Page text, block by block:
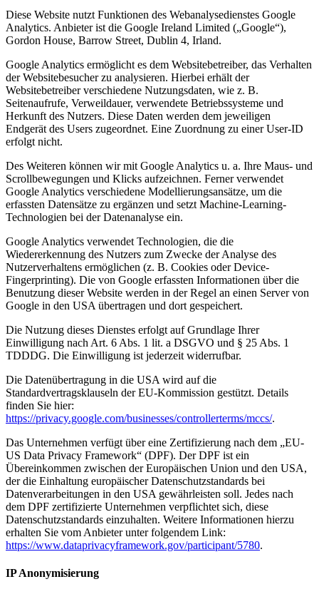
Diese Website nutzt Funktionen des Webanalysedienstes Google
Analytics. Anbieter ist die Google Ireland Limited („Google“),
Gordon House, Barrow Street, Dublin 4, Irland.
Google Analytics ermöglicht es dem Websitebetreiber, das Verhalten
der Websitebesucher zu analysieren. Hierbei erhält der
Websitebetreiber verschiedene Nutzungsdaten, wie z. B.
Seitenaufrufe, Verweildauer, verwendete Betriebssysteme und
Herkunft des Nutzers. Diese Daten werden dem jeweiligen
Endgerät des Users zugeordnet. Eine Zuordnung zu einer User-ID
erfolgt nicht.
Des Weiteren können wir mit Google Analytics u. a. Ihre Maus- und
Scrollbewegungen und Klicks aufzeichnen. Ferner verwendet
Google Analytics verschiedene Modellierungsansätze, um die
erfassten Datensätze zu ergänzen und setzt Machine-Learning-
Technologien bei der Datenanalyse ein.
Google Analytics verwendet Technologien, die die
Wiedererkennung des Nutzers zum Zwecke der Analyse des
Nutzerverhaltens ermöglichen (z. B. Cookies oder Device-
Fingerprinting). Die von Google erfassten Informationen über die
Benutzung dieser Website werden in der Regel an einen Server von
Google in den USA übertragen und dort gespeichert.
Die Nutzung dieses Dienstes erfolgt auf Grundlage Ihrer
Einwilligung nach Art. 6 Abs. 1 lit. a DSGVO und § 25 Abs. 1
TDDDG. Die Einwilligung ist jederzeit widerrufbar.
Die Datenübertragung in die USA wird auf die
Standardvertragsklauseln der EU-Kommission gestützt. Details
finden Sie hier:
https://privacy.google.com/businesses/controllerterms/mccs/.
Das Unternehmen verfügt über eine Zertifizierung nach dem „EU-
US Data Privacy Framework“ (DPF). Der DPF ist ein
Übereinkommen zwischen der Europäischen Union und den USA,
der die Einhaltung europäischer Datenschutzstandards bei
Datenverarbeitungen in den USA gewährleisten soll. Jedes nach
dem DPF zertifizierte Unternehmen verpflichtet sich, diese
Datenschutzstandards einzuhalten. Weitere Informationen hierzu
erhalten Sie vom Anbieter unter folgendem Link:
https://www.dataprivacyframework.gov/participant/5780.
IP Anonymisierung